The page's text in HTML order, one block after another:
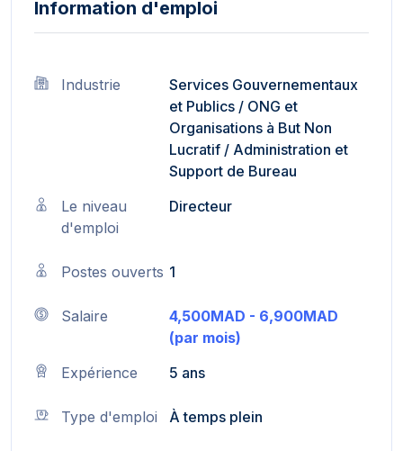
Information d'emploi
Industrie
Services Gouvernementaux
et Publics / ONG et
Organisations à But Non
Lucratif / Administration et
Support de Bureau
Le niveau
d'emploi
Directeur
Postes ouverts 1
Salaire
4,500MAD - 6,900MAD
(par mois)
Expérience
5 ans
Type d'emploi À temps plein